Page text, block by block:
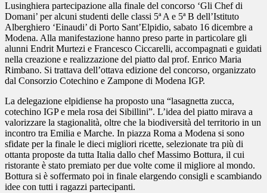
Lusinghiera partecipazione alla finale del concorso ‘Gli Chef di
Domani’ per alcuni studenti delle classi 5ª A e 5ª B dell’Istituto
Alberghiero ‘Einaudi’ di Porto Sant’Elpidio, sabato 16 dicembre a
Modena. Alla manifestazione hanno preso parte in particolare gli
alunni Endrit Murtezi e Francesco Ciccarelli, accompagnati e guidati
nella creazione e realizzazione del piatto dal prof. Enrico Maria
Rimbano. Si trattava dell’ottava edizione del concorso, organizzato
dal Consorzio Cotechino e Zampone di Modena IGP.
La delegazione elpidiense ha proposto una “lasagnetta zucca,
cotechino IGP e mela rosa dei Sibillini”. L’idea del piatto mirava a
valorizzare la stagionalità, oltre che la biodiversità del territorio in un
incontro tra Emilia e Marche. In piazza Roma a Modena si sono
sfidate per la finale le dieci migliori ricette, selezionate tra più di
ottanta proposte da tutta Italia dallo chef Massimo Bottura, il cui
ristorante è stato premiato per due volte come il migliore al mondo.
Bottura si è soffermato poi in finale elargendo consigli e scambiando
idee con tutti i ragazzi partecipanti.